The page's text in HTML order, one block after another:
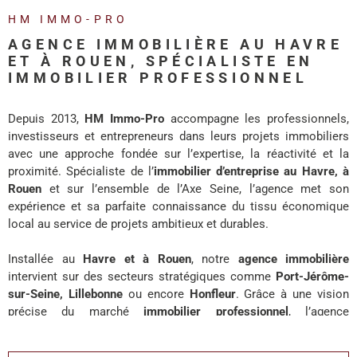
BLOG
HM IMMO-PRO
AGENCE IMMOBILIÈRE AU HAVRE
ET À ROUEN, SPÉCIALISTE EN
IMMOBILIER PROFESSIONNEL
Depuis 2013, HM Immo-Pro accompagne les professionnels,
investisseurs et entrepreneurs dans leurs projets immobiliers
avec une approche fondée sur l’expertise, la réactivité et la
proximité. Spécialiste de l’immobilier d’entreprise au Havre, à
Rouen et sur l’ensemble de l’Axe Seine, l’agence met son
expérience et sa parfaite connaissance du tissu économique
local au service de projets ambitieux et durables.
Installée au Havre et à Rouen, notre agence immobilière
intervient sur des secteurs stratégiques comme Port-Jérôme-
sur-Seine, Lillebonneou encore Honfleur. Grâce à une vision
précise du marché immobilier professionnel , l’agence